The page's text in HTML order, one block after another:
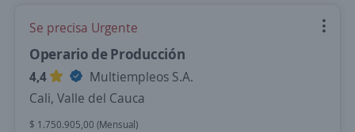
Se precisa Urgente
Operario de Producción
4,4
Multiempleos S.A.
Cali, Valle del Cauca
$ 1.750.905,00 (Mensual)